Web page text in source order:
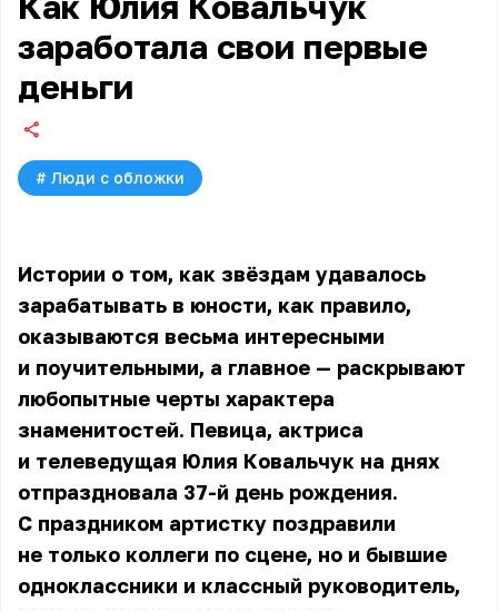
заработала свои первые
деньги
# Люди с обложки
Истории о том, как звёздам удавалось
зарабатывать в юности, как правило,
оказываются весьма интересными
и поучительными, а главное — раскрывают
любопытные черты характера
знаменитостей. Певица, актриса
и телеведущая Юлия Ковальчук на днях
отпраздновала 37-й день рождения.
С праздником артистку поздравили
не только коллеги по сцене, но и бывшие
одноклассники и классный руководитель,